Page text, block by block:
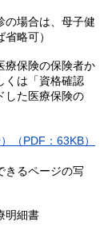
の場合は、母子健
略可）
療保険の保険者か
くは「資格確認
した医療保険の
（PDF：63KB）
きるページの写
明細書